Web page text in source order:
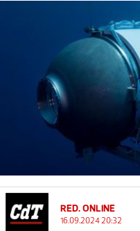
RED. ONLINE
16.09.2024 20:32